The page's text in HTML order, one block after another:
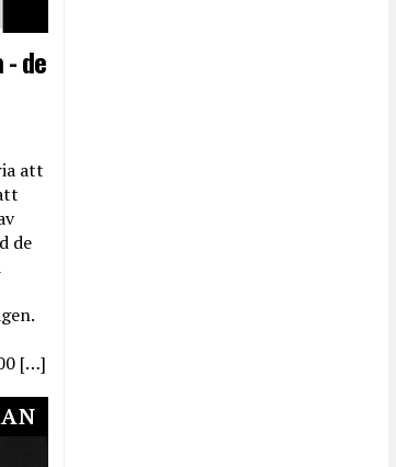
de
att
de
[…]